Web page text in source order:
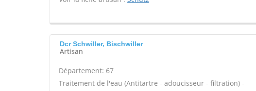
Dcr Schwiller, Bischwiller
Artisan
Département: 67
Traitement de l'eau (Antitartre - adoucisseur - filtration) -